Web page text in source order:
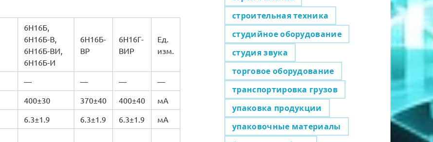
6Н16Б,
6Н16Б-В,
6Н16Б-ВИ,
6Н16Б-И
6Н16Б-
ВР
6Н16Г-
ВИР
Ед.
изм.
— — —
—
400±30 370±40 400±40
мА
6.3±1.9 6.3±1.9 6.3±1.9
мА
строительная техника
студийное оборудование
студия звука
торговое оборудование
транспортировка грузов
упаковка продукции
упаковочные материалы